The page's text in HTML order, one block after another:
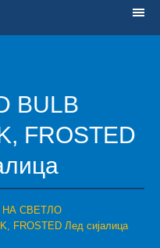
BULB
FROSTED
НА СВЕТЛО
FROSTED Лед сијалица